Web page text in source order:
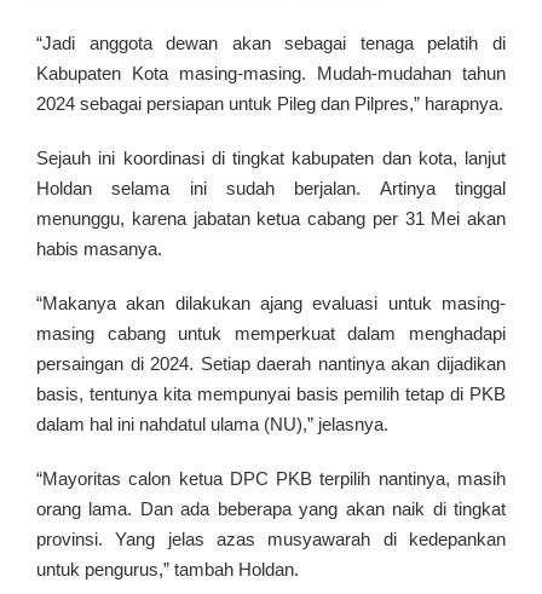
“Jadi anggota dewan akan sebagai tenaga pelatih di
Kabupaten Kota masing-masing. Mudah-mudahan tahun
2024 sebagai persiapan untuk Pileg dan Pilpres,” harapnya.
Sejauh ini koordinasi di tingkat kabupaten dan kota, lanjut
Holdan selama ini sudah berjalan. Artinya tinggal
menunggu, karena jabatan ketua cabang per 31 Mei akan
habis masanya.
“Makanya akan dilakukan ajang evaluasi untuk masing-
masing cabang untuk memperkuat dalam menghadapi
persaingan di 2024. Setiap daerah nantinya akan dijadikan
basis, tentunya kita mempunyai basis pemilih tetap di PKB
dalam hal ini nahdatul ulama (NU),” jelasnya.
“Mayoritas calon ketua DPC PKB terpilih nantinya, masih
orang lama. Dan ada beberapa yang akan naik di tingkat
provinsi. Yang jelas azas musyawarah di kedepankan
untuk pengurus,” tambah Holdan.